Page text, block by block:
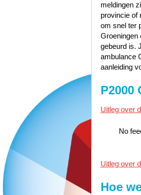
meldingen
provincie of
om snel ter
Groeningen
gebeurd is.
ambulance
aanleiding
P2000
Uitleg over
No
Uitleg over
Hoe